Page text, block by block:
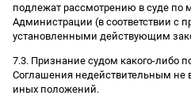
подлежат рассмотрению в суде по
Администрации (в соответствии с
установленными действующим
7.3. Признание судом какого-либо
Соглашения недействительным не
иных положений.